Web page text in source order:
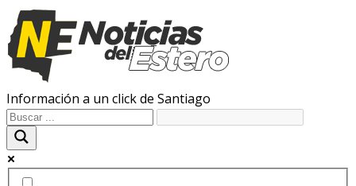
Información a un click de Santiago